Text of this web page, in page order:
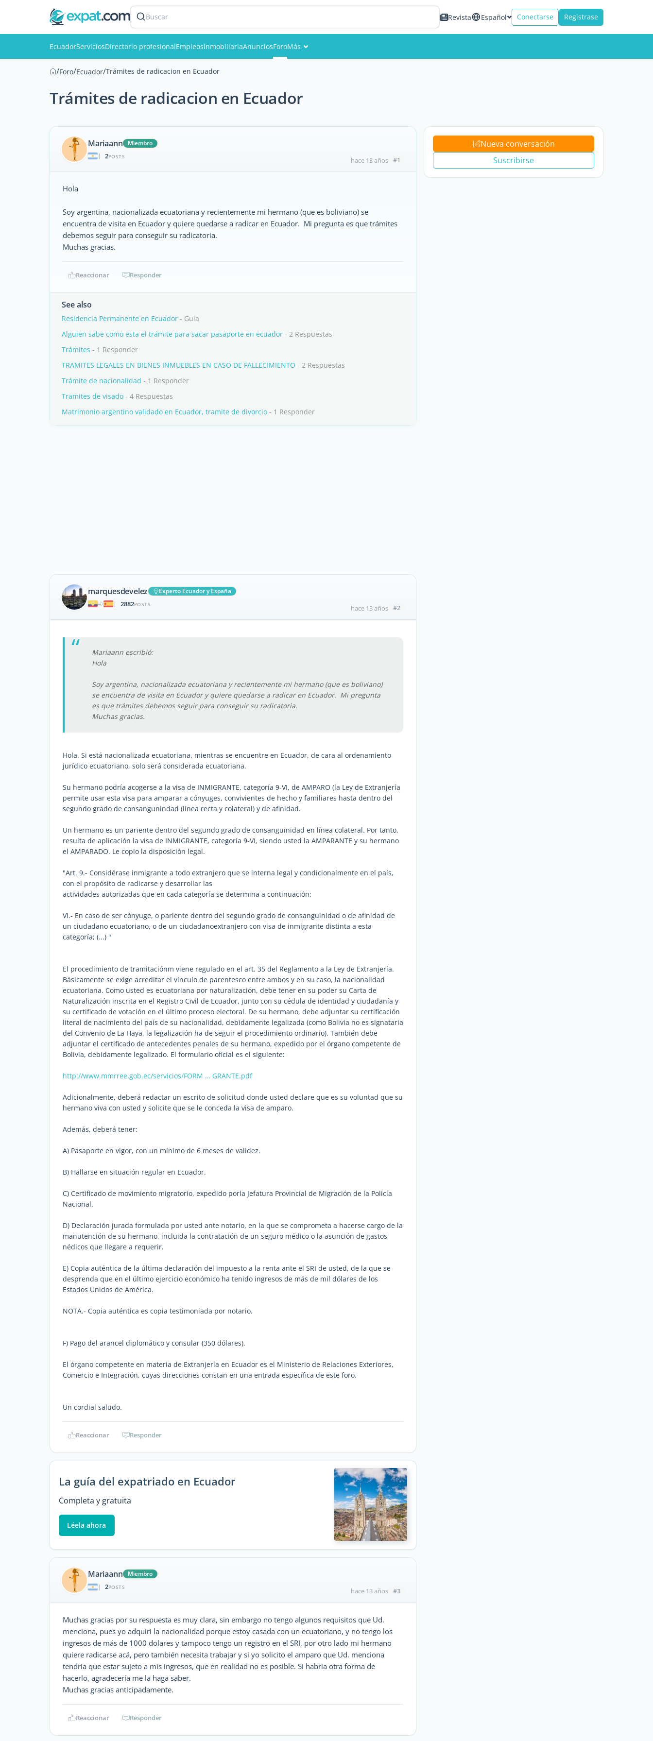
Buscar Revista Español Conectarse Registrase
EcuadorServiciosDirectorio profesionalEmpleosInmobiliariaAnunciosForoMás
/Foro/Ecuador/Trámites de radicacion en Ecuador
Trámites de radicacion en Ecuador
Mariaann
Miembro
|
2POSTS hace 13 años #1
Hola
Soy argentina, nacionalizada ecuatoriana y recientemente mi hermano (que es boliviano) se
encuentra de visita en Ecuador y quiere quedarse a radicar en Ecuador. Mi pregunta es que trámites
debemos seguir para conseguir su radicatoria.
Muchas gracias.
Reaccionar Responder
See also
Residencia Permanente en Ecuador - Guia
Alguien sabe como esta el trámite para sacar pasaporte en ecuador - 2 Respuestas
Trámites - 1 Responder
TRAMITES LEGALES EN BIENES INMUEBLES EN CASO DE FALLECIMIENTO - 2 Respuestas
Trámite de nacionalidad - 1 Responder
Tramites de visado - 4 Respuestas
Matrimonio argentino validado en Ecuador, tramite de divorcio - 1 Responder
marquesdevelez
Experto Ecuador y España
|
2882POSTS hace 13 años #2
Mariaann escribió:
Hola
Soy argentina, nacionalizada ecuatoriana y recientemente mi hermano (que es boliviano)
se encuentra de visita en Ecuador y quiere quedarse a radicar en Ecuador. Mi pregunta
es que trámites debemos seguir para conseguir su radicatoria.
Muchas gracias.
Hola. Si está nacionalizada ecuatoriana, mientras se encuentre en Ecuador, de cara al ordenamiento
jurídico ecuatoriano, solo será considerada ecuatoriana.
Su hermano podría acogerse a la visa de INMIGRANTE, categoría 9-VI, de AMPARO (la Ley de Extranjería
permite usar esta visa para amparar a cónyuges, convivientes de hecho y familiares hasta dentro del
segundo grado de consangunindad (línea recta y colateral) y de afinidad.
Un hermano es un pariente dentro del segundo grado de consanguinidad en línea colateral. Por tanto,
resulta de aplicación la visa de INMIGRANTE, categoría 9-VI, siendo usted la AMPARANTE y su hermano
el AMPARADO. Le copio la disposición legal.
"Art. 9.- Considérase inmigrante a todo extranjero que se interna legal y condicionalmente en el país,
con el propósito de radicarse y desarrollar las
actividades autorizadas que en cada categoría se determina a continuación:
VI.- En caso de ser cónyuge, o pariente dentro del segundo grado de consanguinidad o de afinidad de
un ciudadano ecuatoriano, o de un ciudadanoextranjero con visa de inmigrante distinta a esta
categoría; (...) "
El procedimiento de tramitaciónm viene regulado en el art. 35 del Reglamento a la Ley de Extranjería.
Básicamente se exige acreditar el vínculo de parentesco entre ambos y en su caso, la nacionalidad
ecuatoriana. Como usted es ecuatoriana por naturalización, debe tener en su poder su Carta de
Naturalización inscrita en el Registro Civil de Ecuador, junto con su cédula de identidad y ciudadanía y
su certificado de votación en el último proceso electoral. De su hermano, debe adjuntar su certificación
literal de nacimiento del país de su nacionalidad, debidamente legalizada (como Bolivia no es signataria
del Convenio de La Haya, la legalización ha de seguir el procedimiento ordinario). También debe
adjuntar el certificado de antecedentes penales de su hermano, expedido por el órgano competente de
Bolivia, debidamente legalizado. El formulario oficial es el siguiente:
http://www.mmrree.gob.ec/servicios/FORM … GRANTE.pdf
Adicionalmente, deberá redactar un escrito de solicitud donde usted declare que es su voluntad que su
hermano viva con usted y solicite que se le conceda la visa de amparo.
Además, deberá tener:
A) Pasaporte en vigor, con un mínimo de 6 meses de validez.
B) Hallarse en situación regular en Ecuador.
C) Certificado de movimiento migratorio, expedido porla Jefatura Provincial de Migración de la Policía
Nacional.
D) Declaración jurada formulada por usted ante notario, en la que se comprometa a hacerse cargo de la
manutención de su hermano, incluida la contratación de un seguro médico o la asunción de gastos
nédicos que llegare a requerir.
E) Copia auténtica de la última declaración del impuesto a la renta ante el SRI de usted, de la que se
desprenda que en el último ejercicio económico ha tenido ingresos de más de mil dólares de los
Estados Unidos de América.
NOTA.- Copia auténtica es copia testimoniada por notario.
F) Pago del arancel diplomático y consular (350 dólares).
El órgano competente en materia de Extranjería en Ecuador es el Ministerio de Relaciones Exteriores,
Comercio e Integración, cuyas direcciones constan en una entrada específica de este foro.
Un cordial saludo.
Reaccionar Responder
La guía del expatriado en Ecuador
Completa y gratuita
Léela ahora
Mariaann
Miembro
|
2POSTS hace 13 años #3
Muchas gracias por su respuesta es muy clara, sin embargo no tengo algunos requisitos que Ud.
menciona, pues yo adquiri la nacionalidad porque estoy casada con un ecuatoriano, y no tengo los
ingresos de más de 1000 dolares y tampoco tengo un registro en el SRI, por otro lado mi hermano
quiere radicarse acá, pero también necesita trabajar y si yo solicito el amparo que Ud. menciona
tendría que estar sujeto a mis ingresos, que en realidad no es posible. Si habría otra forma de
hacerlo, agradecería me la haga saber.
Muchas gracias anticipadamente.
Reaccionar Responder
Nueva conversación
Suscribirse